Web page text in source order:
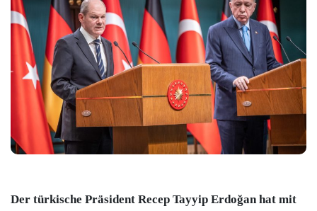
Der türkische Präsident Recep Tayyip Erdoğan hat mit